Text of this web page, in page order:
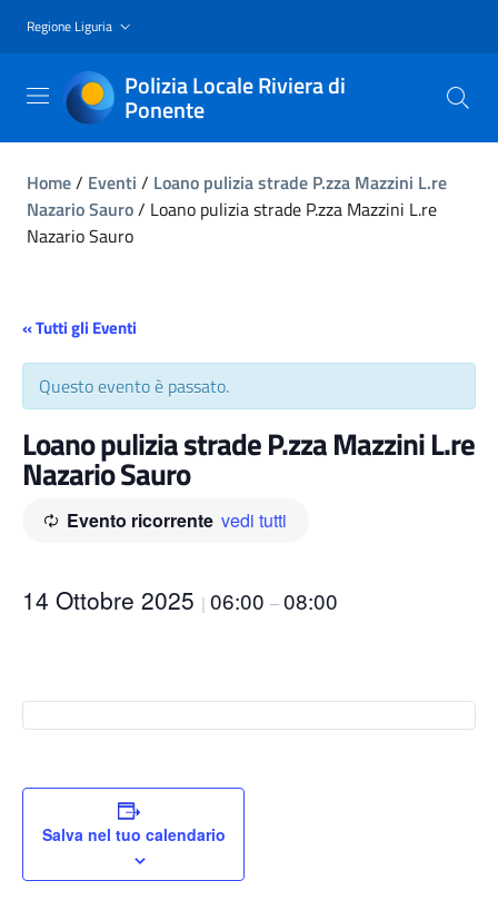
Regione Liguria
Polizia Locale Riviera di
Ponente
Home/ Eventi / Loano pulizia strade P.zza Mazzini L.re
Nazario Sauro/ Loano pulizia strade P.zza Mazzini L.re
Nazario Sauro
« Tutti gli Eventi
Questo evento è passato.
Loano pulizia strade P.zza Mazzini L.re
Nazario Sauro
Evento ricorrente vedi tutti
14 Ottobre 2025 | 06:00 –08:00
Salva nel tuo calendario